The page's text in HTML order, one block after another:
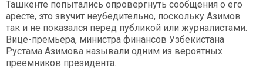
Ташкенте попытались опровергнуть сообщения о его
аресте, это звучит неубедительно, поскольку Азимов
так и не показался перед публикой или журналистами.
Вице-премьера, министра финансов Узбекистана
Рустама Азимова называли одним из вероятных
преемников президента.